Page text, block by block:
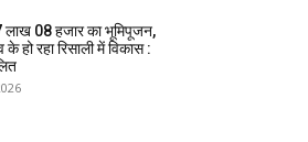
लाख 08 हजार का भूमिपूजन,
के हो रहा रिसाली में विकास :